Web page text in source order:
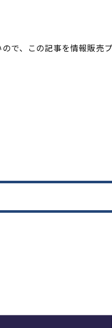
で、この記事を情報販売プ